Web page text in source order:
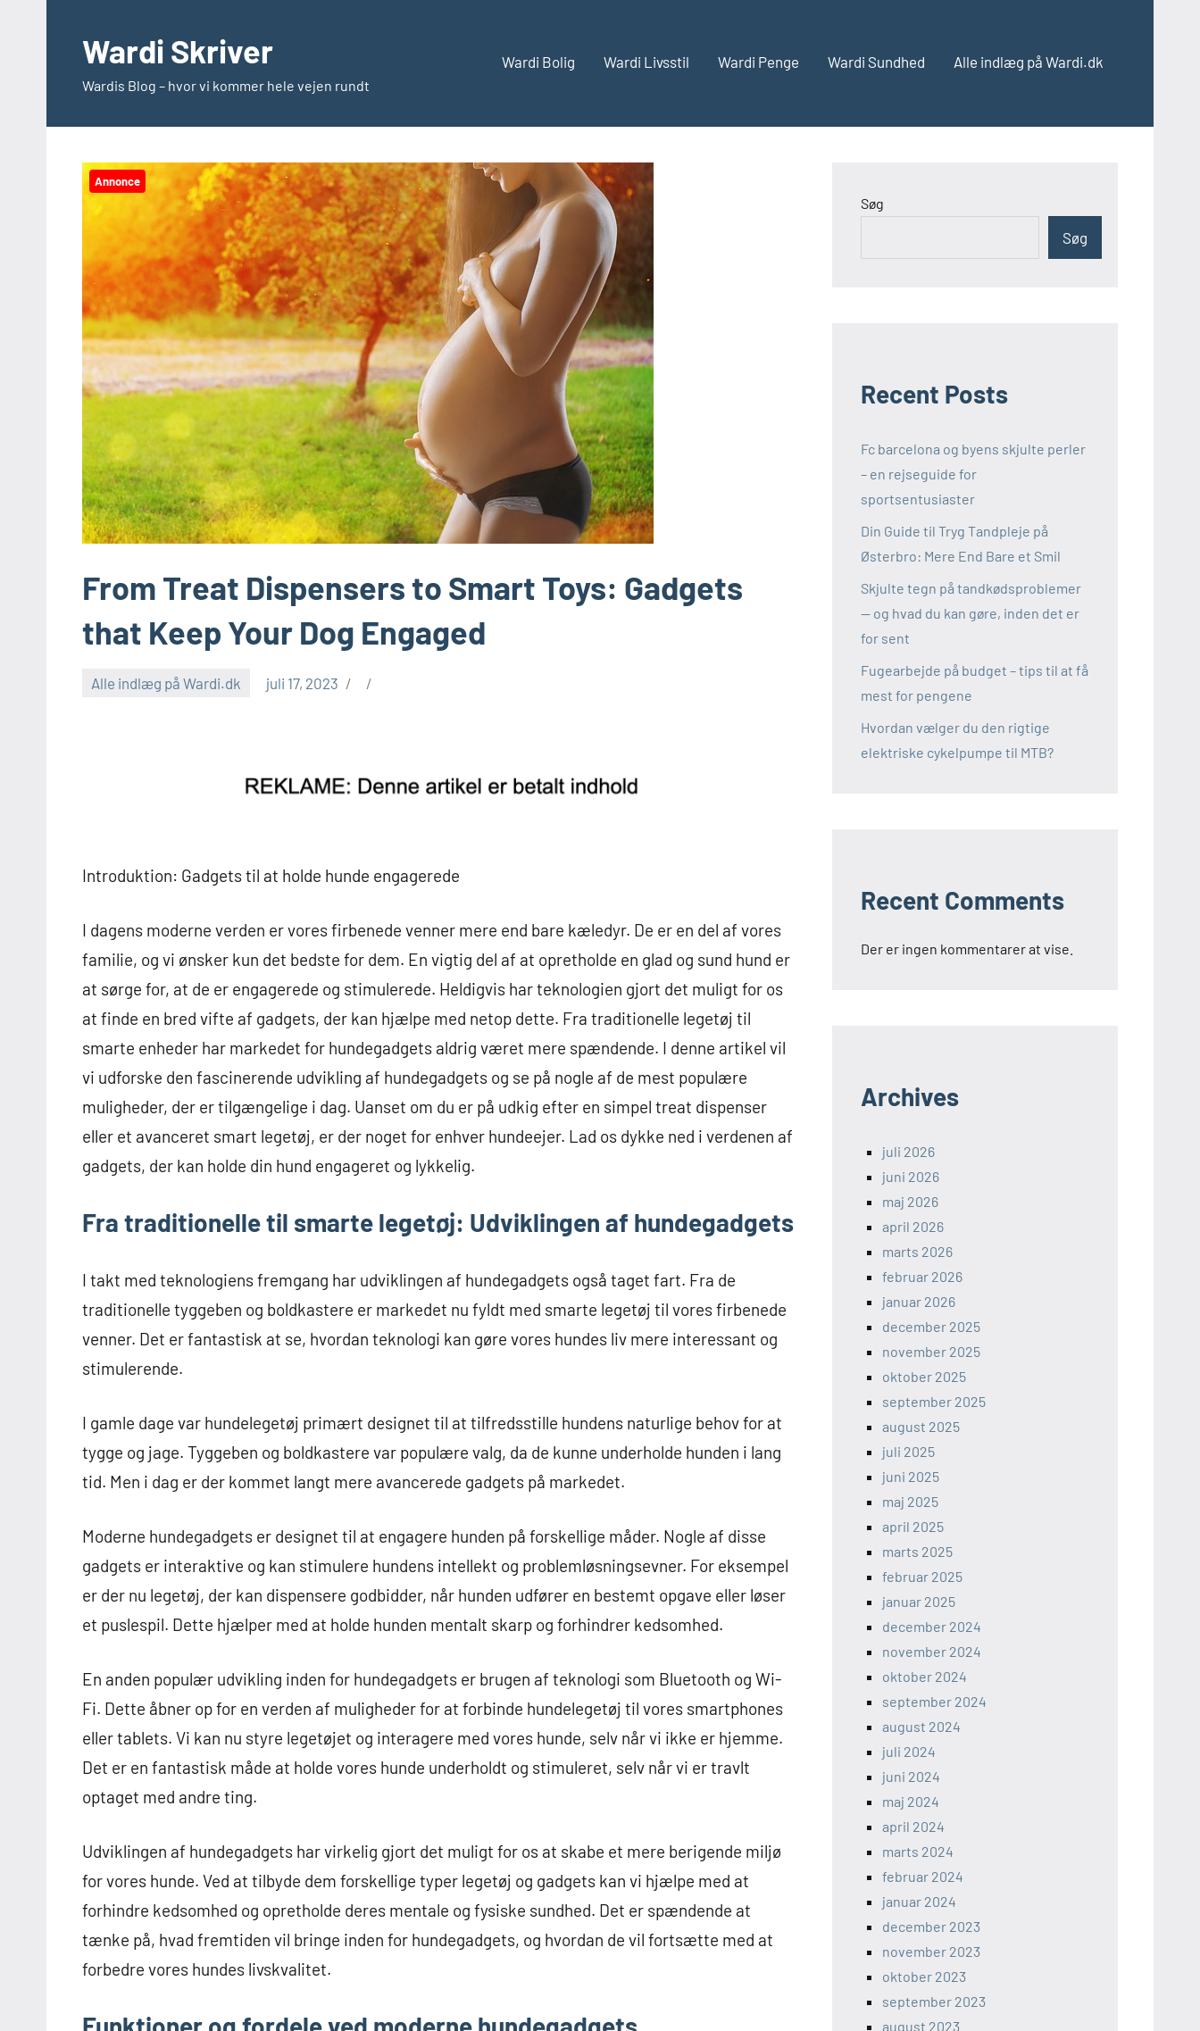
indholdWardi Skriver
Wardis Blog – hvor vi kommer hele vejen rundt
Wardi Bolig Wardi Livsstil Wardi Penge Wardi Sundhed Alle indlæg på Wardi.dk
Annonce
From Treat Dispensers to Smart Toys: Gadgets
that Keep Your Dog Engaged
Alle indlæg på Wardi.dk juli 17, 2023
Introduktion: Gadgets til at holde hunde engagerede
I dagens moderne verden er vores firbenede venner mere end bare kæledyr. De er en del af vores
familie, og vi ønsker kun det bedste for dem. En vigtig del af at opretholde en glad og sund hund er
at sørge for, at de er engagerede og stimulerede. Heldigvis har teknologien gjort det muligt for os
at finde en bred vifte af gadgets, der kan hjælpe med netop dette. Fra traditionelle legetøj til
smarte enheder har markedet for hundegadgets aldrig været mere spændende. I denne artikel vil
vi udforske den fascinerende udvikling af hundegadgets og se på nogle af de mest populære
muligheder, der er tilgængelige i dag. Uanset om du er på udkig efter en simpel treat dispenser
eller et avanceret smart legetøj, er der noget for enhver hundeejer. Lad os dykke ned i verdenen af
gadgets, der kan holde din hund engageret og lykkelig.
Fra traditionelle til smarte legetøj: Udviklingen af hundegadgets
I takt med teknologiens fremgang har udviklingen af hundegadgets også taget fart. Fra de
traditionelle tyggeben og boldkastere er markedet nu fyldt med smarte legetøj til vores firbenede
venner. Det er fantastisk at se, hvordan teknologi kan gøre vores hundes liv mere interessant og
stimulerende.
I gamle dage var hundelegetøj primært designet til at tilfredsstille hundens naturlige behov for at
tygge og jage. Tyggeben og boldkastere var populære valg, da de kunne underholde hunden i lang
tid. Men i dag er der kommet langt mere avancerede gadgets på markedet.
Moderne hundegadgets er designet til at engagere hunden på forskellige måder. Nogle af disse
gadgets er interaktive og kan stimulere hundens intellekt og problemløsningsevner. For eksempel
er der nu legetøj, der kan dispensere godbidder, når hunden udfører en bestemt opgave eller løser
et puslespil. Dette hjælper med at holde hunden mentalt skarp og forhindrer kedsomhed.
En anden populær udvikling inden for hundegadgets er brugen af ​​teknologi som Bluetooth og Wi-
Fi. Dette åbner op for en verden af ​​muligheder for at forbinde hundelegetøj til vores smartphones
eller tablets. Vi kan nu styre legetøjet og interagere med vores hunde, selv når vi ikke er hjemme.
Det er en fantastisk måde at holde vores hunde underholdt og stimuleret, selv når vi er travlt
optaget med andre ting.
Udviklingen af hundegadgets har virkelig gjort det muligt for os at skabe et mere berigende miljø
for vores hunde. Ved at tilbyde dem forskellige typer legetøj og gadgets kan vi hjælpe med at
forhindre kedsomhed og opretholde deres mentale og fysiske sundhed. Det er spændende at
tænke på, hvad fremtiden vil bringe inden for hundegadgets, og hvordan de vil fortsætte med at
forbedre vores hundes livskvalitet.
Søg
Søg
Recent Posts
Fc barcelona og byens skjulte perler
– en rejseguide for
sportsentusiaster
Din Guide til Tryg Tandpleje på
Østerbro: Mere End Bare et Smil
Skjulte tegn på tandkødsproblemer
— og hvad du kan gøre, inden det er
for sent
Fugearbejde på budget – tips til at få
mest for pengene
Hvordan vælger du den rigtige
elektriske cykelpumpe til MTB?
Recent Comments
Der er ingen kommentarer at vise.
Archives
juli 2026
juni 2026
maj 2026
april 2026
marts 2026
februar 2026
januar 2026
december 2025
november 2025
oktober 2025
september 2025
august 2025
juli 2025
juni 2025
maj 2025
april 2025
marts 2025
februar 2025
januar 2025
december 2024
november 2024
oktober 2024
september 2024
august 2024
juli 2024
juni 2024
maj 2024
april 2024
marts 2024
februar 2024
januar 2024
december 2023
november 2023
oktober 2023
september 2023
august 2023